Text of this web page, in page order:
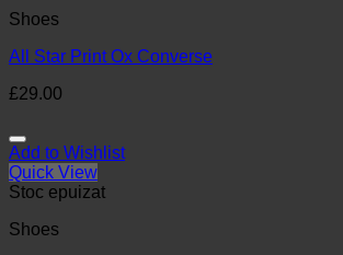
Shoes
All Star Print Ox Converse
£29.00
Add to Wishlist
Quick View
Stoc epuizat
Shoes